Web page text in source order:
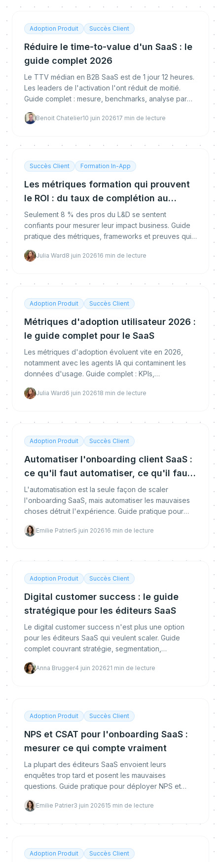
Adoption Produit Succès Client
Réduire le time-to-value d'un SaaS : le
guide complet 2026
Le TTV médian en B2B SaaS est de 1 jour 12 heures.
Les leaders de l'activation l'ont réduit de moitié.
Guide complet : mesure, benchmarks, analyse par
valeur.Benoit Chatelier10 juin 202617 min de lecture
Succès Client Formation In-App
Les métriques formation qui prouvent
le ROI : du taux de complétion au
changement de comportement
Seulement 8 % des pros du L&D se sentent
confiants pour mesurer leur impact business. Guide
pratique des métriques, frameworks et preuves qui
Julia Ward8 juin 202616 min de lecture
Adoption Produit Succès Client
Métriques d'adoption utilisateur 2026 :
le guide complet pour le SaaS
Les métriques d'adoption évoluent vite en 2026,
notamment avec les agents IA qui contaminent les
données d'usage. Guide complet : KPIs,
Julia Ward6 juin 202618 min de lecture
Adoption Produit Succès Client
Automatiser l'onboarding client SaaS :
ce qu'il faut automatiser, ce qu'il faut
garder humain
L'automatisation est la seule façon de scaler
l'onboarding SaaS, mais automatiser les mauvaises
choses détruit l'expérience. Guide pratique pour
Emilie Patrier5 juin 202616 min de lecture
Adoption Produit Succès Client
Digital customer success : le guide
stratégique pour les éditeurs SaaS
Le digital customer success n'est plus une option
pour les éditeurs SaaS qui veulent scaler. Guide
complet couvrant stratégie, segmentation,
Anna Brugger4 juin 202621 min de lecture
Adoption Produit Succès Client
NPS et CSAT pour l'onboarding SaaS :
mesurer ce qui compte vraiment
La plupart des éditeurs SaaS envoient leurs
enquêtes trop tard et posent les mauvaises
questions. Guide pratique pour déployer NPS et
Emilie Patrier3 juin 202615 min de lecture
Adoption Produit Succès Client